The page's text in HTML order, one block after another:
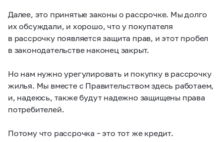
Далее, это принятые законы о рассрочке. Мы долго
их обсуждали, и хорошо, что у покупателя
в рассрочку появляется защита прав, и этот пробел
в законодательстве наконец закрыт.
Но нам нужно урегулировать и покупку в рассрочку
жилья. Мы вместе с Правительством здесь работаем,
и, надеюсь, также будут надежно защищены права
потребителей.
Потому что рассрочка – это тот же кредит.